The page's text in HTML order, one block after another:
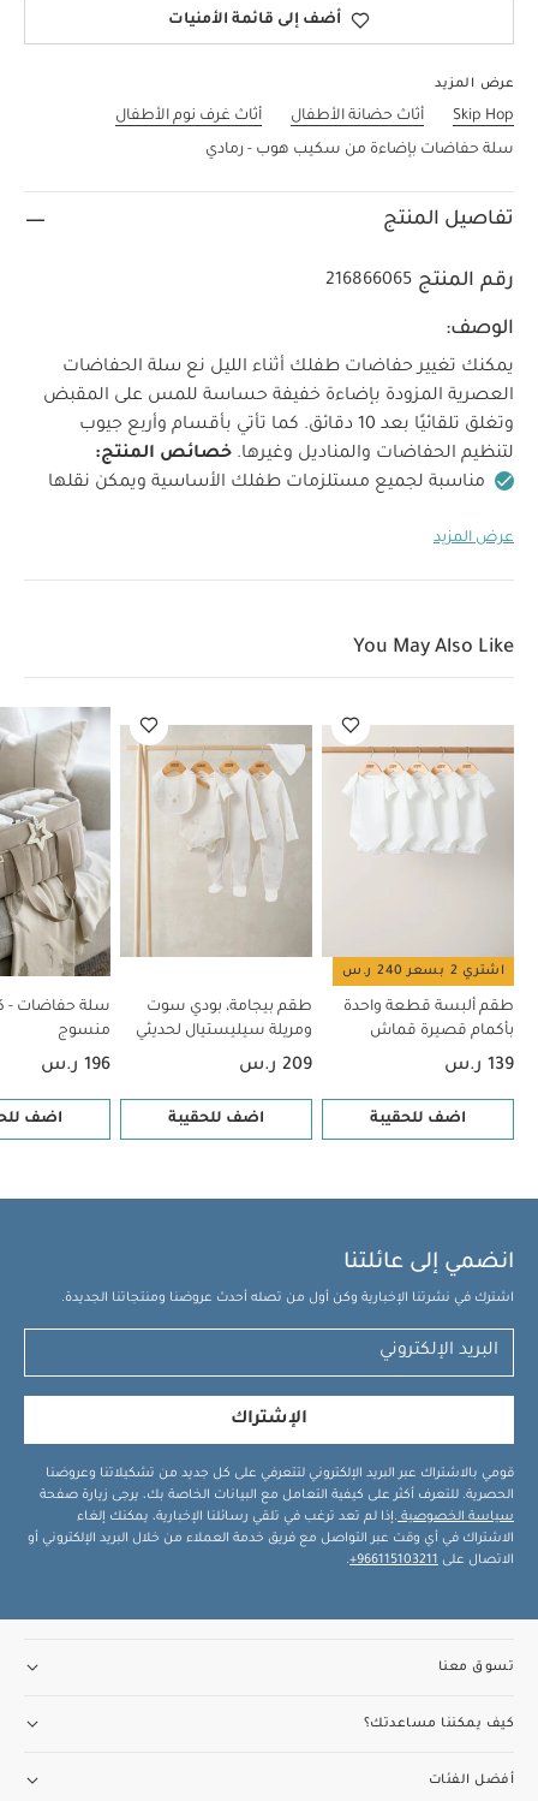
أضف إلى قائمة الأمنيات
عرض المزيد
Skip Hop أثاث حضانة الأطفال
أثاث غرف نوم الأطفال
سلة حفاضات بإضاءة من سكيب هوب - رمادي
تفاصيل المنتج
رقم المنتج 216866065
الوصف:
يمكنك تغيير حفاضات طفلك أثناء الليل نع سلة الحفاضات
العصرية المزودة بإضاءة خفيفة حساسة للمس على المقبض
وتغلق تلقائيًا بعد 10 دقائق. كما تأتي بأقسام وأربع جيوب
لتنظيم الحفاضات والمناديل وغيرها. خصائص المنتج:
مناسبة لجميع مستلزمات طفلك الأساسية ويمكن نقلها
لسهولة التعديل
أيضاً:طقم ألبسة قطعة واحدة بأكمام قصيرة قماش عضوي بلون أبيض
سلة حفاضات - كشمير منسوج
غطاء مهد ديلوكس+ من دوك ايه
توت - بريستين وايت حوض استحمام جرو ويذ مي 4 في 1 من فريدا
عرض المزيد
You May Also Like
اشتري 2 بسعر 240 ر.س
طقم ألبسة قطعة واحدة
بأكمام قصيرة قماش
عضوي بلون أبيض - 5 قطع
139 ر.س
اضف للحقيبة
طقم بيجامة، بودي سوت
ومريلة سيليستيال لحديثي
الولادة، 5 قطع
209 ر.س
اضف للحقيبة
سلة حفاضات -
منسوج
196 ر.س
اضف
انضمي إلى عائلتنا
اشترك في نشرتنا الإخبارية وكن أول من تصله أحدث عروضنا ومنتجاتنا الجديدة.
الإشتراك
قومي بالاشتراك عبر البريد الإلكتروني لتتعرفي على كل جديد من تشكيلاتنا وعروضنا
الحصرية. للتعرف أكثر على كيفية التعامل مع البيانات الخاصة بك، يرجى زيارة صفحة
سياسة الخصوصية .إذا لم تعد ترغب في تلقي رسائلنا الإخبارية، يمكنك إلغاء
الاشتراك في أي وقت عبر التواصل مع فريق خدمة العملاء من خلال البريد الإلكتروني أو
الاتصال على 966115103211+
.
تسوق معنا
كيف يمكننا مساعدتك؟
أفضل الفئات